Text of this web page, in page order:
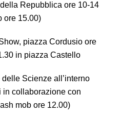
Repubblica ore 10-14
ore 15.00)
piazza Cordusio ore
in piazza Castello
delle Scienze all’interno
in collaborazione con
mob ore 12.00)